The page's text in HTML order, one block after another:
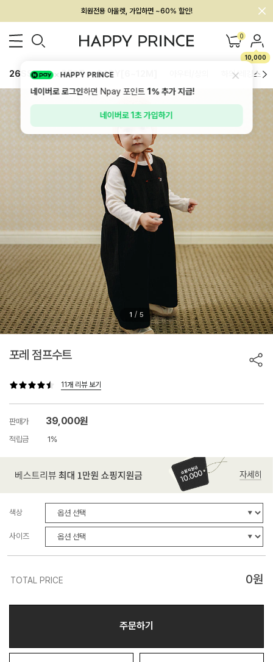
회원전용 아울렛, 가입하면 ~60% 할인!
멤버십 최대 28,000원 혜택 0
10,000
26SS 신상 BEST BABY[6~12M] 하의/레깅스
1 / 5
포레 점프수트
11개 리뷰 보기
판매가 39,000원
적립금 1%
색상
사이즈
TOTAL PRICE 0원
주문하기
HAPPY PRINCE
네이버로 로그인하면 Npay 포인트1%추가 지급!
네이버로 1초 가입하기